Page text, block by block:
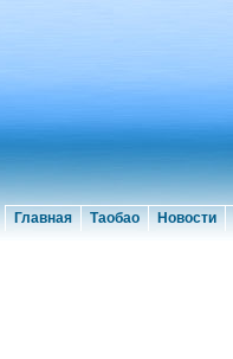
Главная Таобао Новости